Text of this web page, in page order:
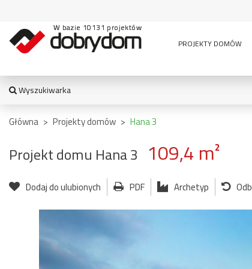
W bazie 10131 projektów
PROJEKTY DOMÓW
Wyszukiwarka
WYSZUKIWARKA
TYPY BUDYNKU:
jednorodzinny
dwurodzinny
letniskowy
pensjonaty,
zajazdy i inne
altana
garaż
Główna > Projekty domów > Hana 3
Projekt domu Hana 3 109,4 m²
Dodaj do ulubionych PDF Archetyp